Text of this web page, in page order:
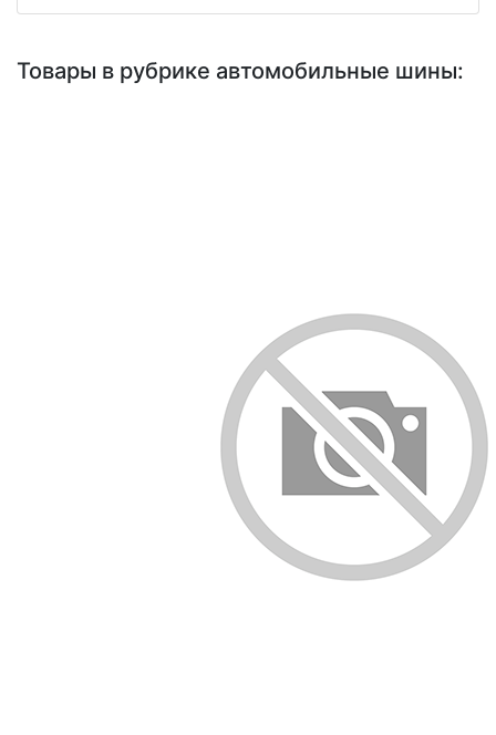
Товары в рубрике автомобильные шины: